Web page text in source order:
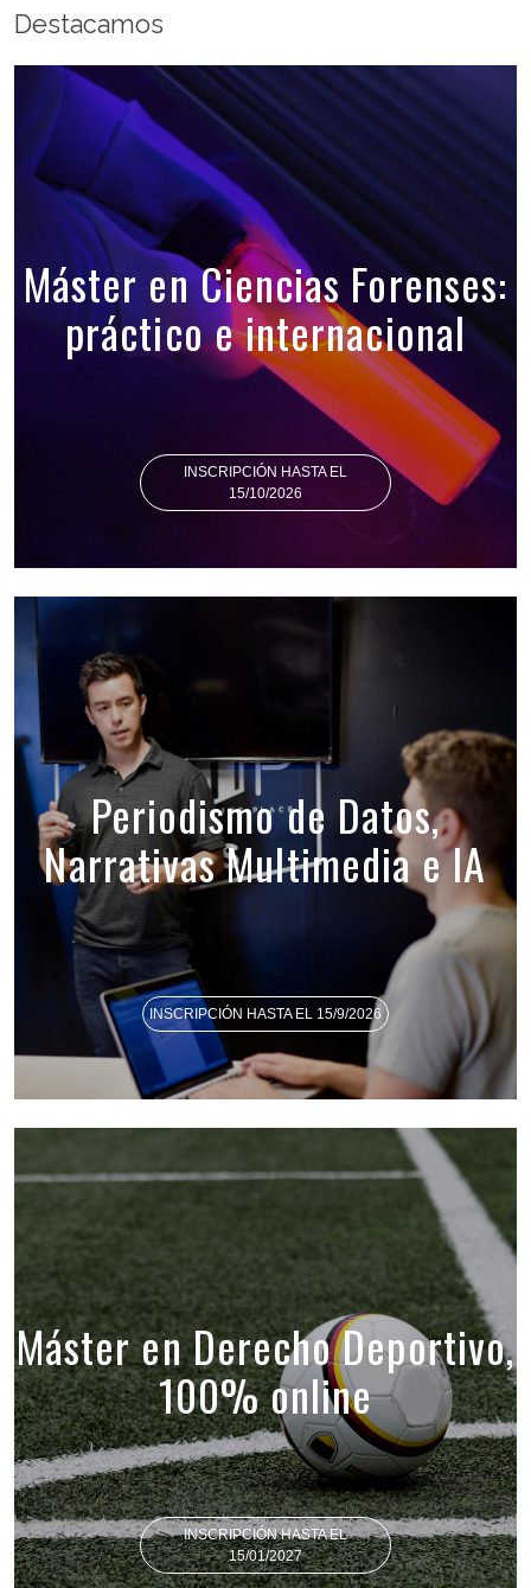
Destacamos
Máster en Ciencias Forenses:
práctico e internacional
INSCRIPCIÓN HASTA EL
15/10/2026
Periodismo de Datos,
Narrativas Multimedia e IA
INSCRIPCIÓN HASTA EL 15/9/2026
Máster en Derecho Deportivo,
100% online
INSCRIPCIÓN HASTA EL
15/01/2027